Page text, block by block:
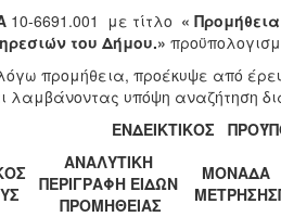
10-6691.001 με τίτλο «
του Δήμου.»
προμήθεια, προέκυψε από
λαμβάνοντας υπόψη αναζήτηση
ΕΝΔΕΙΚΤΙΚΟΣ
ΑΝΑΛΥΤΙΚΗ
ΠΕΡΙΓΡΑΦΗ ΕΙΔΩΝ
ΠΡΟΜΗΘΕΙΑΣ
ΜΟΝΑΔΑ
ΜΕΤΡΗΣΗΣ